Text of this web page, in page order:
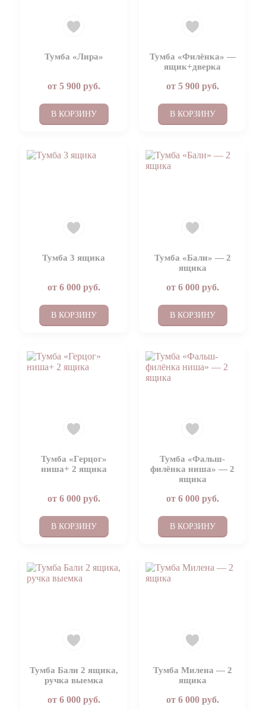
Тумба «Лира»
от 5 900руб.
В КОРЗИНУ
Тумба «Филёнка» —
ящик+дверка
от 5 900руб.
В КОРЗИНУ
Тумба 3 ящика
от 6 000руб.
В КОРЗИНУ
Тумба «Бали» — 2
ящика
от 6 000руб.
В КОРЗИНУ
Тумба «Герцог»
ниша+ 2 ящика
от 6 000руб.
В КОРЗИНУ
Тумба «Фальш-
филёнка ниша» — 2
ящика
от 6 000руб.
В КОРЗИНУ
Тумба Бали 2 ящика,
ручка выемка
от 6 000руб.
Тумба Милена — 2
ящика
от 6 000руб.